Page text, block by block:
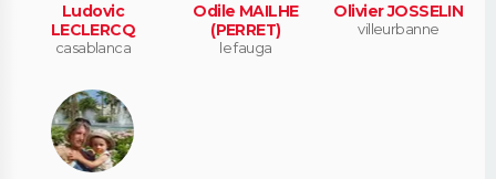
Ludovic
LECLERCQ
casablanca
Odile MAILHE
(PERRET)
le fauga
Olivier JOSSELIN
villeurbanne